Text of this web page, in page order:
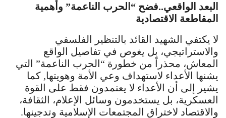
البعد الواقعي..فضح “الحرب الناعمة” وأهمية
المقاطعة الاقتصادية
لا يكتفي الشهيد القائد بالتنظير الفلسفي
والاستراتيجي، بل يغوص في تفاصيل الواقع
المعاش، محذراً من خطورة “الحرب الناعمة” التي
يشنها الأعداء لاستهداف وعي الأمة وهويتها, كما
يشير إلى أن الأعداء لا يعتمدون فقط على القوة
العسكرية، بل يستخدمون وسائل الإعلام، الثقافة،
والاقتصاد لاختراق المجتمعات الإسلامية وتدجينها.